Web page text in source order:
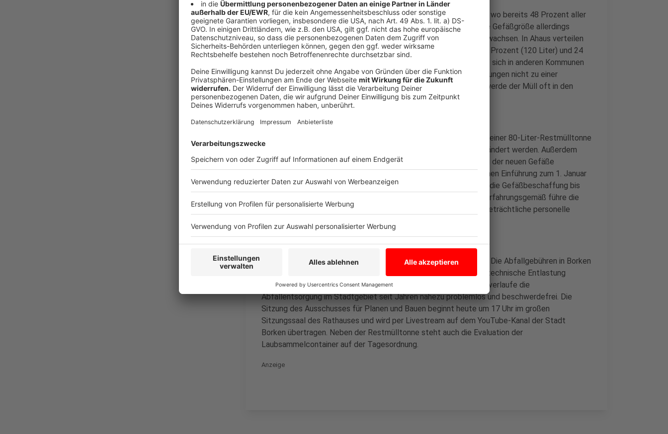
Als Vergleich zieht die Verwaltung die Nachbarstadt Ahaus heran, wo bereits 48 Prozent aller
Haushalte eine 80-Liter-Restmülltonne nutzen. Dort gibt es diese Gefäßgröße allerdings
schon seit mehr als 25 Jahren, und der Anteil ist sukzessive angewachsen. In Ahaus verteilen
sich die Restmülltonngrößen aktuell auf 48 Prozent (80 Liter), 28 Prozent (120 Liter) und 24
Prozent (240 Liter). Die Borkener Verwaltung betont jedoch, dass sich in anderen Kommunen
gezeigt habe, dass kleinere Restmüllgefäße entgegen den Hoffnungen nicht zu einer
Reduzierung des Müllaufkommens geführt hätten. Stattdessen werde der Müll oft in den
kleineren Gefäßen verpresst oder es komme zu Fehlwürfen.
Umsetzung würde frühestens 2027 möglich sein
Sollten sich die Politiker heute Abend dennoch für die Einführung einer 80-Liter-Restmülltonne
aussprechen, müsste zunächst die Abfallentsorgungssatzung geändert werden. Außerdem
müssten über den Haushaltsplan 2026 Mittel für die Anschaffung der neuen Gefäße
bereitgestellt werden. Die Verwaltung kalkuliert mit einer möglichen Einführung zum 1. Januar
2027, da der gesamte Prozess – von der Satzungsänderung über die Gefäßbeschaffung bis
zum Umtausch durch die Bürger – erheblichen Vorlauf benötige. Erfahrungsgemäß führe die
Einführung einer neuen Gefäßgröße zu einer Umtauschwelle, die beträchtliche personelle
Kapazitäten binde.
Ein weiteres Argument der Verwaltung gegen die 80-Liter-Tonne: Die Abfallgebühren in Borken
gehören bereits jetzt kreisweit zu den niedrigsten. Eine gebührentechnische Entlastung
kleinerer Haushalte sei daher nicht zwingend erforderlich. Zudem verlaufe die
Abfallentsorgung im Stadtgebiet seit Jahren nahezu problemlos und beschwerdefrei. Die
Sitzung des Ausschusses für Planen und Bauen beginnt heute um 17 Uhr im großen
Sitzungssaal des Rathauses und wird per Livestream auf dem YouTube-Kanal der Stadt
Borken übertragen. Neben der Restmülltonne steht auch die Evaluation der
Laubsammelcontainer auf der Tagesordnung.
Anzeige